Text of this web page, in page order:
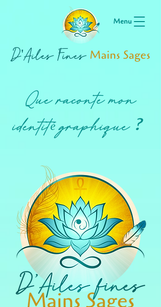
D'Ailes Fines Mains Sages
Menu
Que raconte mon
identitégraphique ??